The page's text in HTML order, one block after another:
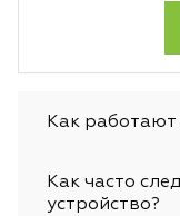
Как
Как часто
устройство?